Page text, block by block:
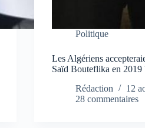
Politique
Les Algériens
Saïd Bouteflika en 2019
Rédaction
12
28 commentaires